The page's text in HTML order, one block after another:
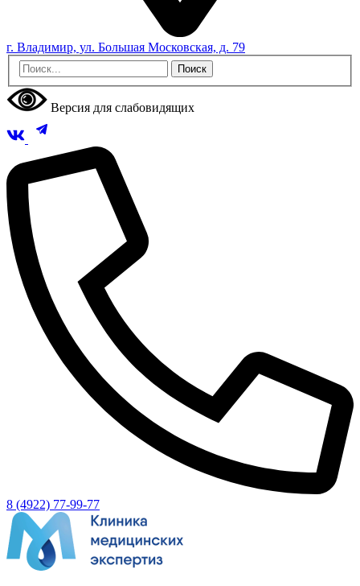
г. Владимир, ул. Большая Московская, д. 79
Версия для слабовидящих
8 (4922) 77-99-77